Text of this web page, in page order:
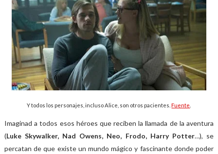
Y todos los personajes, incluso Alice, son otros pacientes.Fuente
Imaginad a todos esos héroes que reciben la llamada de la aventura
(Luke Skywalker, Nad Owens, Neo, Frodo, Harry Potter…), se
percatan de que existe un mundo mágico y fascinante donde poder